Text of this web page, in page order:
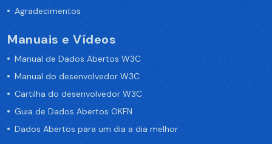
Agradecimentos
Manuais e Vídeos
Manual de Dados Abertos W3C
Manual do desenvolvedor W3C
Cartilha do desenvolvedor W3C
Guia de Dados Abertos OKFN
Dados Abertos para um dia a dia melhor